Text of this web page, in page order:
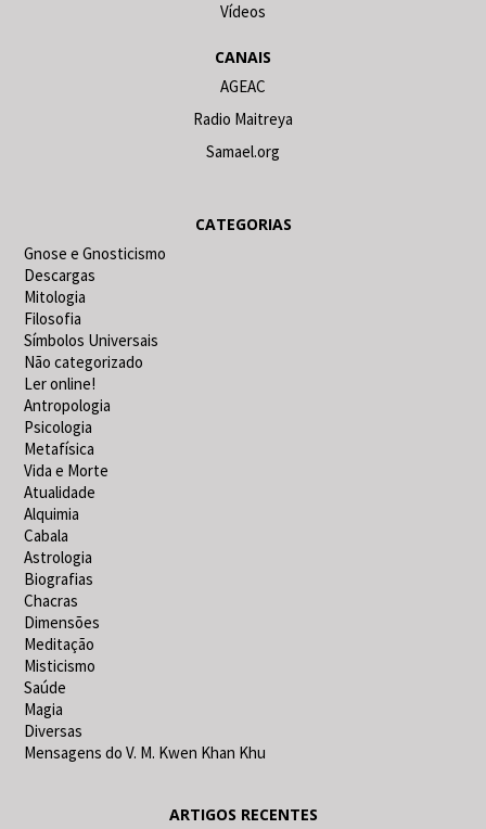
Vídeos
CANAIS
AGEAC
Radio Maitreya
Samael.org
CATEGORIAS
Gnose e Gnosticismo
Descargas
Mitologia
Filosofia
Símbolos Universais
Não categorizado
Ler online!
Antropologia
Psicologia
Metafísica
Vida e Morte
Atualidade
Alquimia
Cabala
Astrologia
Biografias
Chacras
Dimensões
Meditação
Misticismo
Saúde
Magia
Diversas
Mensagens do V. M. Kwen Khan Khu
ARTIGOS RECENTES